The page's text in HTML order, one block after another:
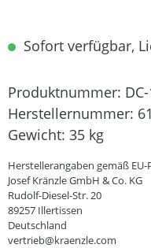
Sofort verfügbar,
Produktnummer:
Herstellernummer:
Gewicht: 35 kg
Herstellerangaben gemäß
Josef Kränzle GmbH & Co. KG
Rudolf-Diesel-Str. 20
89257 Illertissen
Deutschland
vertrieb@kraenzle.com